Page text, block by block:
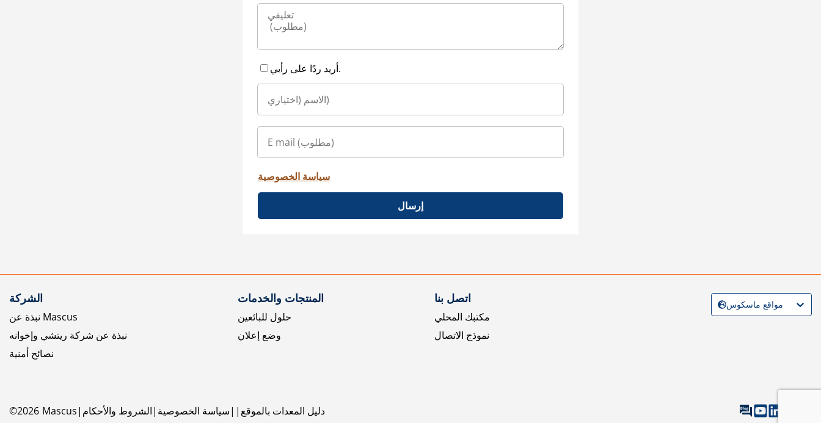
أريد ردًا على رأيي.
سياسة الخصوصية
إرسال
الشركة
نبذة عن Mascus
نبذة عن شركة ريتشي وإخوانه
نصائح أمنية
المنتجات والخدمات
حلول للبائعين
وضع إعلان
اتصل بنا
مكتبك المحلي
نموذج الاتصال
©2026 Mascus الشروط والأحكام سياسة الخصوصية دليل المعدات بالموقع
مواقع ماسكوس